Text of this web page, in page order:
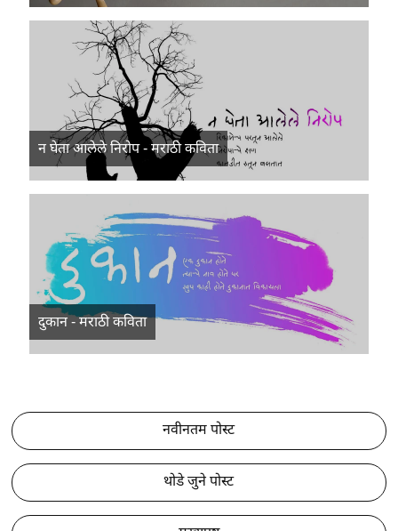
न घेता आलेले निरोप - मराठी कविता
दुकान - मराठी कविता
नवीनतम पोस्ट
थोडे जुने पोस्ट